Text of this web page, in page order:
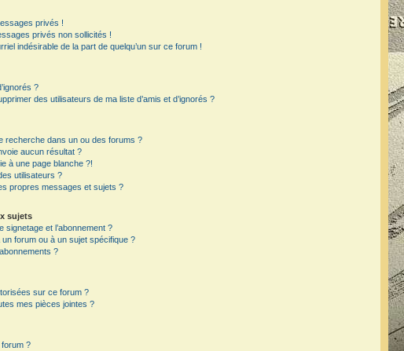
privés !
privés non sollicités !
indésirable de la part de quelqu’un sur ce forum !
?
des utilisateurs de ma liste d’amis et d’ignorés ?
recherche dans un ou des forums ?
aucun résultat ?
à une page blanche ?!
utilisateurs ?
propres messages et sujets ?
sujets
signetage et l’abonnement ?
forum ou à un sujet spécifique ?
?
sur ce forum ?
mes pièces jointes ?
?